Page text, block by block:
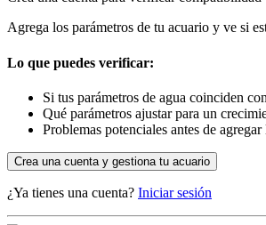
Agrega los parámetros de tu acuario y ve si
Lo que puedes verificar:
Si tus parámetros de agua coinciden
Qué parámetros ajustar para un
Problemas potenciales antes de agregar
Crea una cuenta y gestiona tu acuario
¿Ya tienes una cuenta? Iniciar sesión